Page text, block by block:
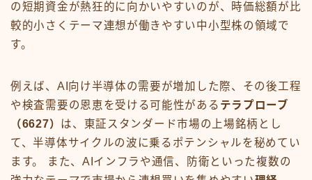
の短期資金が熱狂的に向かいやすいのが、時価総額が比
較的小さくテーマ連想が働きやすい中小型株の領域で
す。
例えば、AI向け半導体の需要が増加した際、その後工程
や検査需要の恩恵を受ける可能性がある テラプローブ
（6627） は、東証スタンダード市場の上場銘柄とし
て、半導体サイクルの波に乗るポテンシャルを秘めてい
ます。 また、AIインフラや通信、防衛といった複数の